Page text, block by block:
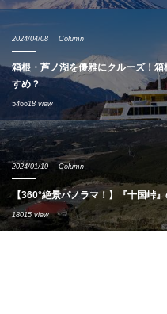
2024/04/08 Column
箱根・芦ノ湖を優雅にクルーズ！
すめ？
546618 view
2024/01/10 Column
【360°絶景パノラマ！】『十国峠
18015 view